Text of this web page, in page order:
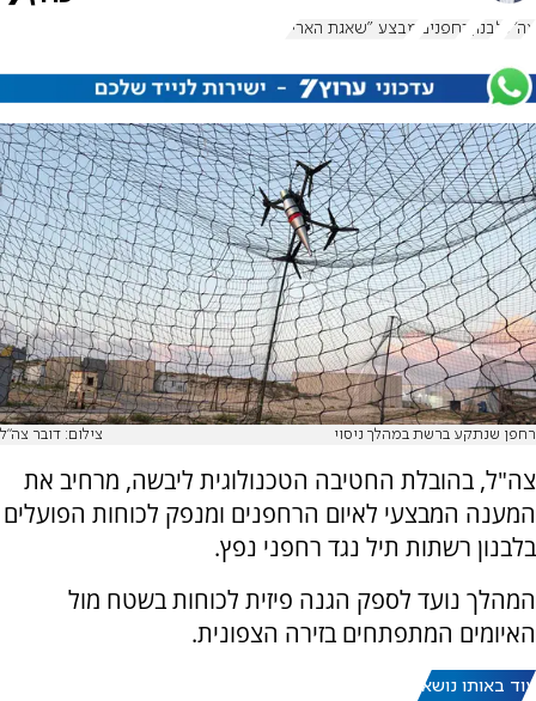
צה"ל לבנון רחפנים מבצע "שאגת הארי"
רחפן שנתקע ברשת במהלך ניסוי צילום: דובר צה"ל
צה"ל, בהובלת החטיבה הטכנולוגית ליבשה, מרחיב את
המענה המבצעי לאיום הרחפנים ומנפק לכוחות הפועלים
בלבנון רשתות תיל נגד רחפני נפץ.
המהלך נועד לספק הגנה פיזית לכוחות בשטח מול
האיומים המתפתחים בזירה הצפונית.
עוד באותו נושא: